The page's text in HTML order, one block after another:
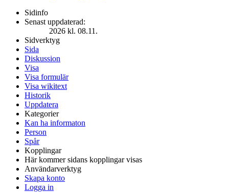
Sidinfo
Senast uppdaterad:
2026 kl. 08.11.
Sidverktyg
Sida
Diskussion
Visa
Visa formulär
Visa wikitext
Historik
Uppdatera
Kategorier
Kan ha informaton
Person
Spår
Kopplingar
Här kommer sidans kopplingar visas
Användarverktyg
Skapa konto
Logga in